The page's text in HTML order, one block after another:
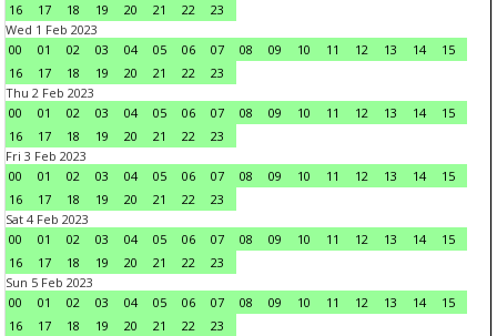
16
17 18 19 20 21 22
23
Wed 1 Feb 2023
00
01 02 03 04 05 06 07 08 09 10 11 12 13 14
15
16
17 18 19 20 21 22
23
Thu 2 Feb 2023
00
01 02 03 04 05 06 07 08 09 10 11 12 13 14
15
16
17 18 19 20 21 22
23
Fri 3 Feb 2023
00
01 02 03 04 05 06 07 08 09 10 11 12 13 14
15
16
17 18 19 20 21 22
23
Sat 4 Feb 2023
00
01 02 03 04 05 06 07 08 09 10 11 12 13 14
15
16
17 18 19 20 21 22
23
Sun 5 Feb 2023
00
01 02 03 04 05 06 07 08 09 10 11 12 13 14
15
16
17 18 19 20 21 22
23